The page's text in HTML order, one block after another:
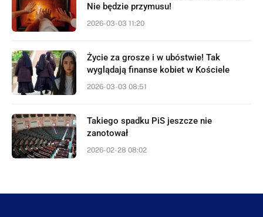
Nie będzie przymusu!
2026-03-03 11:20
Życie za grosze i w ubóstwie! Tak
wyglądają finanse kobiet w Kościele
2026-03-03 08:51
Takiego spadku PiS jeszcze nie
zanotował
2026-02-28 08:02